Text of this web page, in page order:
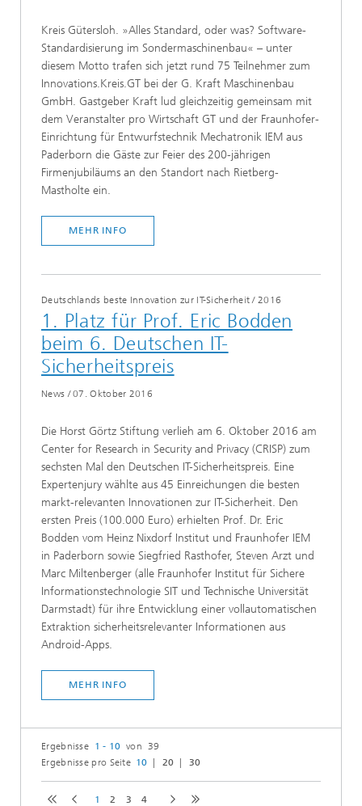
Kreis Gütersloh. »Alles Standard, oder was? Software-
Standardisierung im Sondermaschinenbau« – unter
diesem Motto trafen sich jetzt rund 75 Teilnehmer zum
Innovations.Kreis.GT bei der G. Kraft Maschinenbau
GmbH. Gastgeber Kraft lud gleichzeitig gemeinsam mit
dem Veranstalter pro Wirtschaft GT und der Fraunhofer-
Einrichtung für Entwurfstechnik Mechatronik IEM aus
Paderborn die Gäste zur Feier des 200-jährigen
Firmenjubiläums an den Standort nach Rietberg-
Mastholte ein.
MEHR INFO
Deutschlands beste Innovation zur IT-Sicherheit/2016
1. Platz für Prof. Eric Bodden
beim 6. Deutschen IT-
Sicherheitspreis
News /07. Oktober 2016
Die Horst Görtz Stiftung verlieh am 6. Oktober 2016 am
Center for Research in Security and Privacy (CRISP) zum
sechsten Mal den Deutschen IT-Sicherheitspreis. Eine
Expertenjury wählte aus 45 Einreichungen die besten
markt-relevanten Innovationen zur IT-Sicherheit. Den
ersten Preis (100.000 Euro) erhielten Prof. Dr. Eric
Bodden vom Heinz Nixdorf Institut und Fraunhofer IEM
in Paderborn sowie Siegfried Rasthofer, Steven Arzt und
Marc Miltenberger (alle Fraunhofer Institut für Sichere
Informationstechnologie SIT und Technische Universität
Darmstadt) für ihre Entwicklung einer vollautomatischen
Extraktion sicherheitsrelevanter Informationen aus
Android-Apps.
MEHR INFO
Ergebnisse 1 - 10 von 39
Ergebnisse pro Seite 10 20 30
1 2 3 4